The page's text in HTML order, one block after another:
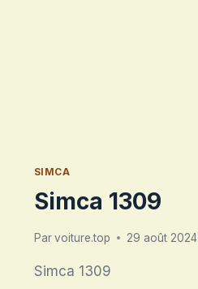
SIMCA
Simca 1309
Par voiture.top 29 août 2024
Simca 1309